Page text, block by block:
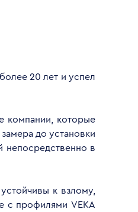
20 лет и успел
компании, которые
до установки
непосредственно в
к взлому,
с профилями VEKA